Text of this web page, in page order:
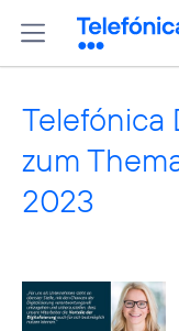
Telefónica
zum
2023